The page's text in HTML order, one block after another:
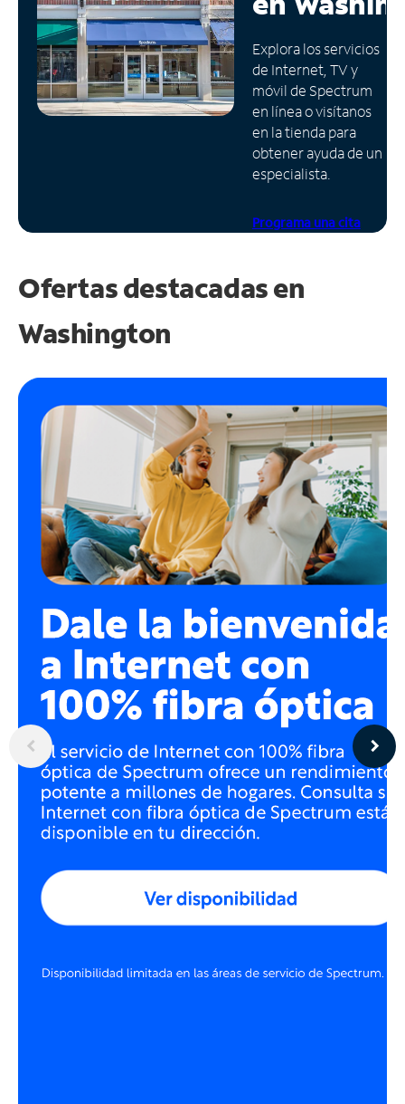
Administrar
cuenta
Encuentra
una
tienda
Explora los servicios
de Internet, TV y
móvil de Spectrum
en línea o visítanos
en la tienda para
obtener ayuda de un
especialista.
Programa una cita
Ofertas destacadas en
Washington